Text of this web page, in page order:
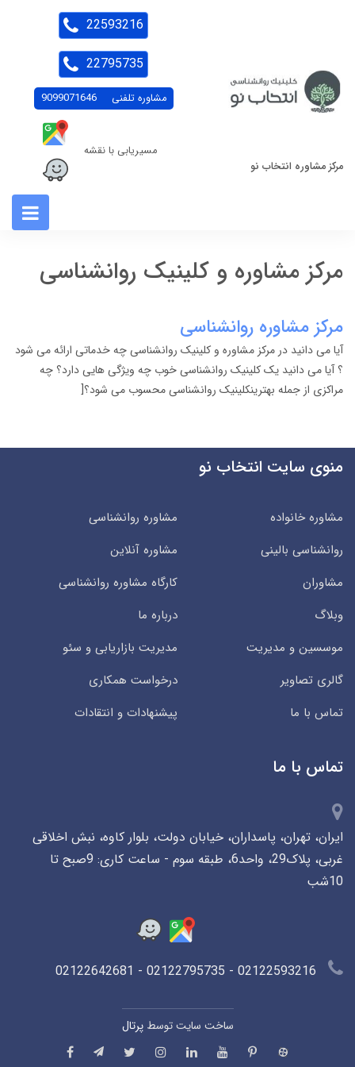
مرکز مشاوره انتخاب نو
مشاوره تلفنی 9099071646
مسیریابی با نقشه
22593216
22795735
مرکز مشاوره و کلینیک روانشناسی
مرکز مشاوره روانشناسی
آیا می دانید در مرکز مشاوره و کلینیک روانشناسی چه خدماتی ارائه می شود
؟ آیا می دانید یک کلینیک روانشناسی خوب چه ویژگی هایی دارد؟ چه
مراکزی از جمله بهترینکلینیک روانشناسی محسوب می شود؟[
منوی سایت انتخاب نو
مشاوره خانواده
مشاوره روانشناسی
روانشناسی بالینی
مشاوره آنلاین
مشاوران
کارگاه مشاوره روانشناسی
وبلاگ
درباره ما
موسسین و مدیریت
مدیریت بازاریابی و سئو
گالری تصاویر
درخواست همکاری
تماس با ما
پیشنهادات و انتقادات
تماس با ما
ایران، تهران، پاسداران، خیابان دولت، بلوار کاوه، نبش اخلاقی
غربی، پلاک29، واحد6، طبقه سوم - ساعت کاری: 9صبح تا
10شب
ساخت سایت توسطپرتال